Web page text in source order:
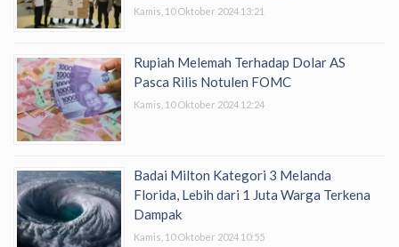
Kamis, 10 Oktober 2024 13:21
Rupiah Melemah Terhadap Dolar AS
Pasca Rilis Notulen FOMC
Kamis, 10 Oktober 2024 12:24
Badai Milton Kategori 3 Melanda
Florida, Lebih dari 1 Juta Warga Terkena
Dampak
Kamis, 10 Oktober 2024 10:55